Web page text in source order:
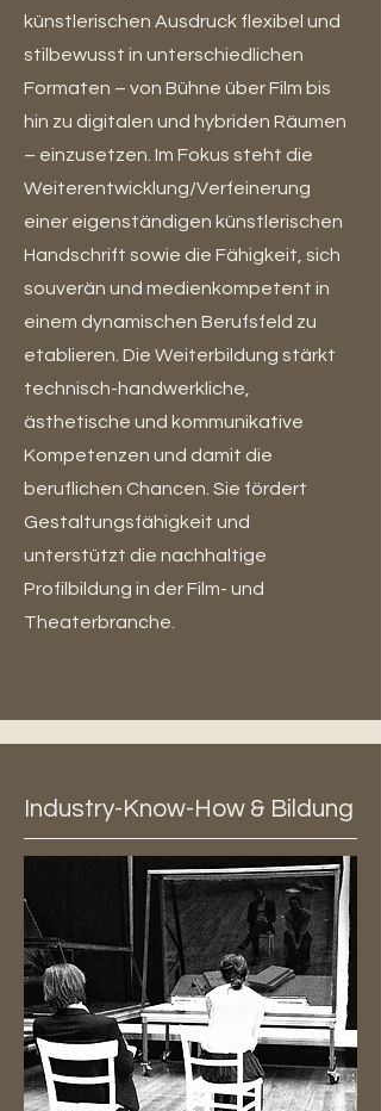
künstlerischen Ausdruck flexibel und
stilbewusst in unterschiedlichen
Formaten – von Bühne über Film bis
hin zu digitalen und hybriden Räumen
– einzusetzen. Im Fokus steht die
Weiterentwicklung/Verfeinerung
einer eigenständigen künstlerischen
Handschrift sowie die Fähigkeit, sich
souverän und medienkompetent in
einem dynamischen Berufsfeld zu
etablieren. Die Weiterbildung stärkt
technisch-handwerkliche,
ästhetische und kommunikative
Kompetenzen und damit die
beruflichen Chancen. Sie fördert
Gestaltungsfähigkeit und
unterstützt die nachhaltige
Profilbildung in der Film- und
Theaterbranche.
Industry-Know-How & Bildung